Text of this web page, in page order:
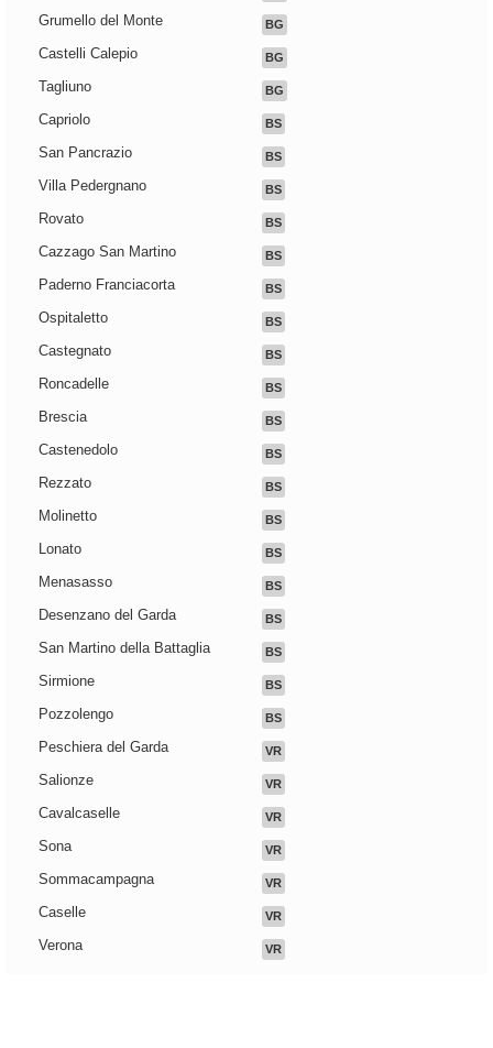
Grumello del Monte BG
Castelli Calepio BG
Tagliuno BG
Capriolo BS
San Pancrazio BS
Villa Pedergnano BS
Rovato BS
Cazzago San Martino BS
Paderno Franciacorta BS
Ospitaletto BS
Castegnato BS
Roncadelle BS
Brescia BS
Castenedolo BS
Rezzato BS
Molinetto BS
Lonato BS
Menasasso BS
Desenzano del Garda BS
San Martino della Battaglia BS
Sirmione BS
Pozzolengo BS
Peschiera del Garda VR
Salionze VR
Cavalcaselle VR
Sona VR
Sommacampagna VR
Caselle VR
Verona VR